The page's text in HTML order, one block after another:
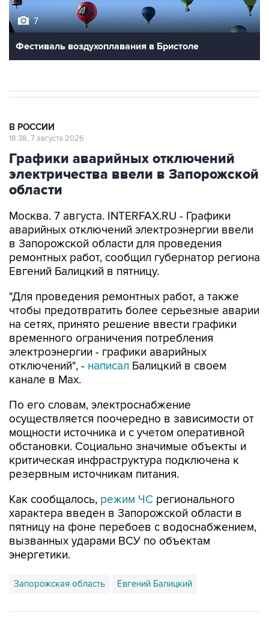
7
Фестиваль воздухоплавания в Бристоле
В РОССИИ
18:38, 7 августа 2026
Графики аварийных отключений
электричества ввели в Запорожской
области
Москва. 7 августа. INTERFAX.RU - Графики
аварийных отключений электроэнергии ввели
в Запорожской области для проведения
ремонтных работ, сообщил губернатор региона
Евгений Балицкий в пятницу.
"Для проведения ремонтных работ, а также
чтобы предотвратить более серьезные аварии
на сетях, принято решение ввести графики
временного ограничения потребления
электроэнергии - графики аварийных
отключений", - написал Балицкий в своем
канале в Max.
По его словам, электроснабжение
осуществляется поочередно в зависимости от
мощности источника и с учетом оперативной
обстановки. Социально значимые объекты и
критическая инфраструктура подключена к
резервным источникам питания.
Как сообщалось, режим ЧС регионального
характера введен в Запорожской области в
пятницу на фоне перебоев с водоснабжением,
вызванных ударами ВСУ по объектам
энергетики.
Запорожская область Евгений Балицкий